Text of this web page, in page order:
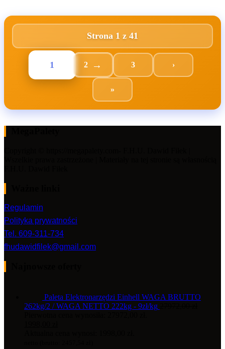
Strona 1 z 41
1 2 3 ›
»
Regulamin
Polityka prywatności
Tel. 609-311-734
fhudawidfilek@gmail.com
Paleta Elektronarzędzi Einhell WAGA BRUTTO
262kg/2 / WAGA NETTO 222kg - 9zł/kg